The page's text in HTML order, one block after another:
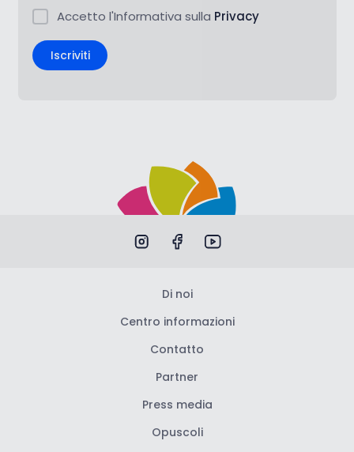
Accetto l'Informativa sulla Privacy
Iscriviti
Di noi
Centro informazioni
Contatto
Partner
Press media
Opuscoli